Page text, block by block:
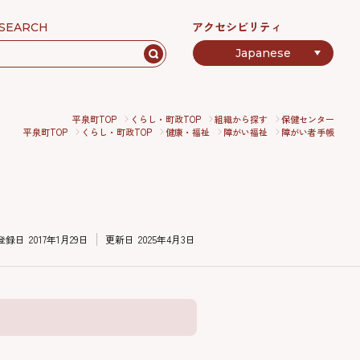
アクセシビリティ
平泉町TOP くらし・町政TOP 組織から探す
保健センター
平泉町TOP
くらし・町政TOP 健康・福祉 障がい福祉 障がい者手帳
録日 2017年1月29日 更新日 2025年4月3日